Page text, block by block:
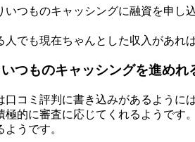
つものキャッシングに融資を申
でも現在ちゃんとした収入があれ
つものキャッシングを進めれ
コミ評判に書き込みがあるよう
的に審査に応じてくれるようで
うです。